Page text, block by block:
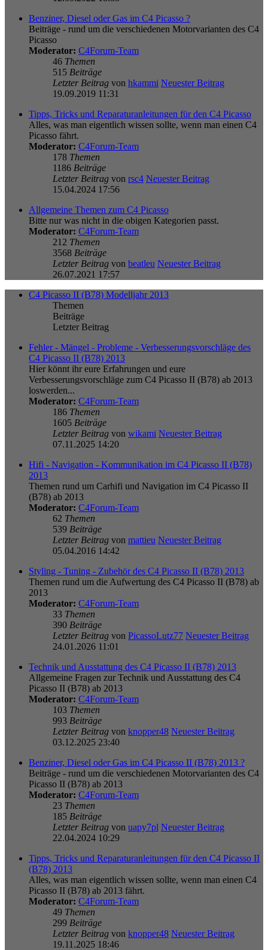
Benziner, Diesel oder Gas im C4 Picasso ?
Beiträge - rund um die verschiedenen Motorvarianten des C4
Picasso
Moderator: C4Forum-Team
46 Themen
515 Beiträge
Letzter Beitrag von hkammi Neuester Beitrag
19.09.2019 11:31
Tipps, Tricks und Reparaturanleitungen für den C4 Picasso
Alles, was man eigentlich wissen sollte, wenn man einen C4
Picasso fährt.
Moderator: C4Forum-Team
178 Themen
1186 Beiträge
Letzter Beitrag von rsc4 Neuester Beitrag
15.04.2024 17:56
Allgemeine Themen zum C4 Picasso
Bitte nur was nicht in die obigen Kategorien passt.
Moderator: C4Forum-Team
212 Themen
3568 Beiträge
Letzter Beitrag von beatleu Neuester Beitrag
26.07.2021 17:57
C4 Picasso II (B78) Modelljahr 2013
Themen
Beiträge
Letzter Beitrag
Fehler - Mängel - Probleme - Verbesserungsvorschläge des
C4 Picasso II (B78) 2013
Hier könnt ihr eure Erfahrungen und eure
Verbesserungsvorschläge zum C4 Picasso II (B78) ab 2013
loswerden...
Moderator: C4Forum-Team
186 Themen
1605 Beiträge
Letzter Beitrag von wikami Neuester Beitrag
07.11.2025 14:20
Hifi - Navigation - Kommunikation im C4 Picasso II (B78)
2013
Themen rund um Carhifi und Navigation im C4 Picasso II
(B78) ab 2013
Moderator: C4Forum-Team
62 Themen
539 Beiträge
Letzter Beitrag von mattieu Neuester Beitrag
05.04.2016 14:42
Styling - Tuning - Zubehör des C4 Picasso II (B78) 2013
Themen rund um die Aufwertung des C4 Picasso II (B78) ab
2013
Moderator: C4Forum-Team
33 Themen
390 Beiträge
Letzter Beitrag von PicassoLutz77 Neuester Beitrag
24.01.2026 11:01
Technik und Ausstattung des C4 Picasso II (B78) 2013
Allgemeine Fragen zur Technik und Ausstattung des C4
Picasso II (B78) ab 2013
Moderator: C4Forum-Team
103 Themen
993 Beiträge
Letzter Beitrag von knopper48 Neuester Beitrag
03.12.2025 23:40
Benziner, Diesel oder Gas im C4 Picasso II (B78) 2013 ?
Beiträge - rund um die verschiedenen Motorvarianten des C4
Picasso II (B78) ab 2013
Moderator: C4Forum-Team
23 Themen
185 Beiträge
Letzter Beitrag von uapy7pl Neuester Beitrag
22.04.2024 10:29
Tipps, Tricks und Reparaturanleitungen für den C4 Picasso II
(B78) 2013
Alles, was man eigentlich wissen sollte, wenn man einen C4
Picasso II (B78) ab 2013 fährt.
Moderator: C4Forum-Team
49 Themen
299 Beiträge
Letzter Beitrag von knopper48 Neuester Beitrag
19.11.2025 18:46